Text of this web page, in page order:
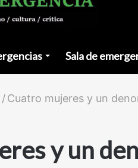
Sala de
/Cuatro mujeres y un
y un